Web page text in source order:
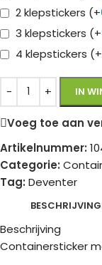
2 klepstickers (+
3 klepstickers (+
4 klepstickers (+
IN
Voeg toe aan
Artikelnummer:
Categorie:
Tag: Deventer
BESCHRIJVING
Beschrijving
Containersticker